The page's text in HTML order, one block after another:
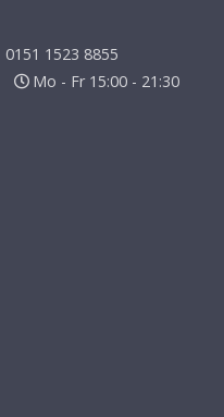
0151 1523 8855
Mo - Fr 15:00 - 21:30